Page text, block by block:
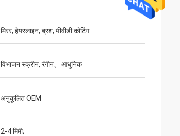
मिरर, हेयरलाइन, ब्रश, पीवीडी कोटिंग
विभाजन स्क्रीन, रंगीन、आधुनिक
अनुकूलित OEM
2-4 मिमी;